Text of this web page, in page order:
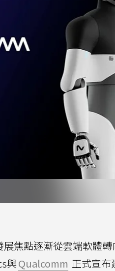
展焦點逐漸從雲端軟體
與Qualcomm 正式宣